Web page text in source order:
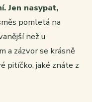
Jen nasypat,
pomletá na
než u
a zázvor se krásně
pitíčko, jaké znáte z